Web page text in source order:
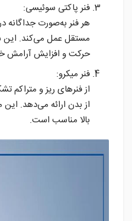
فنر پاکتی سوئیسی:
هر فنر به‌صورت جداگانه
مستقل عمل می‌کند. این
حرکت و افزایش آرامش
فنر میکرو:
از فنرهای ریز و متراکم
از بدن ارائه می‌دهد. این
بالا مناسب است.